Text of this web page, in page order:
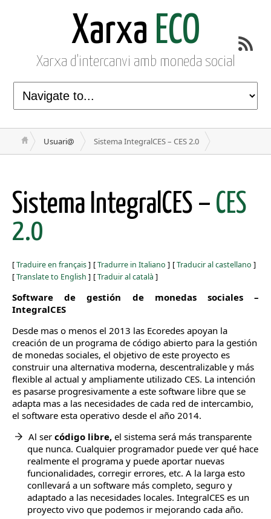
Xarxa ECO
Xarxa d'intercanvi amb moneda social
Usuari@ Sistema IntegralCES – CES 2.0
Sistema IntegralCES – CES
2.0
[Traduire en français] [Tradurre in Italiano ] [Traducir al castellano ]
[Translate to English ] [Traduir al català ]
Software de gestión de monedas sociales –
IntegralCES
Desde mas o menos el 2013 las Ecoredes apoyan la
creación de un programa de código abierto para la gestión
de monedas sociales, el objetivo de este proyecto es
construir una alternativa moderna, descentralizable y más
flexible al actual y ampliamente utilizado CES. La intención
es pasarse progresivamente a este software libre que se
adapta mas a las necesidades de cada red de intercambio,
el software esta operativo desde el año 2014.
Al ser código libre, el sistema será más transparente
que nunca. Cualquier programador puede ver qué hace
realmente el programa y puede aportar nuevas
funcionalidades, corregir errores, etc. A la larga esto
conllevará a un software más completo, seguro y
adaptado a las necesidades locales. IntegralCES es un
proyecto vivo que podemos ir mejorando cada año.